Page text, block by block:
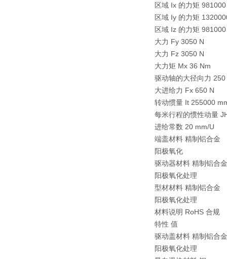
区域 Ix 的力矩
区域 Iy 的力矩
区域 Iz 的力矩
大力 Fy 3050 N
大力 Fz 3050 N
大力矩 Mx 36 Nm
驱动轴的大径向力 250
大进给力 Fx 650 N
转动惯量 It 255000
每米行程的惯性动量
进给常数 20 mm/U
端盖材料 精制铝合金
阳极氧化
驱动器材料 精制铝合金
阳极氧化处理
型材材料 精制铝合金
阳极氧化处理
材料说明 RoHS 合规
特性 值
驱动盖材料 精制铝合金
阳极氧化处理